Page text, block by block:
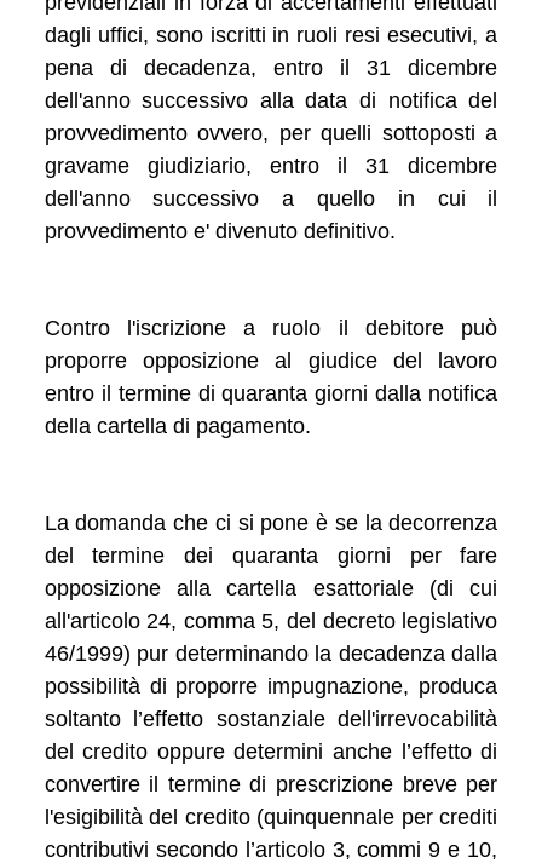
dagli uffici, sono iscritti in ruoli resi esecutivi, a
pena di decadenza, entro il 31 dicembre
dell'anno successivo alla data di notifica del
provvedimento ovvero, per quelli sottoposti a
gravame giudiziario, entro il 31 dicembre
dell'anno successivo a quello in cui il
provvedimento e' divenuto definitivo.
Contro l'iscrizione a ruolo il debitore può
proporre opposizione al giudice del lavoro
entro il termine di quaranta giorni dalla notifica
della cartella di pagamento.
La domanda che ci si pone è se la decorrenza
del termine dei quaranta giorni per fare
opposizione alla cartella esattoriale (di cui
all'articolo 24, comma 5, del decreto legislativo
46/1999) pur determinando la decadenza dalla
possibilità di proporre impugnazione, produca
soltanto l’effetto sostanziale dell'irrevocabilità
del credito oppure determini anche l’effetto di
convertire il termine di prescrizione breve per
l'esigibilità del credito (quinquennale per crediti
contributivi secondo l’articolo 3, commi 9 e 10,